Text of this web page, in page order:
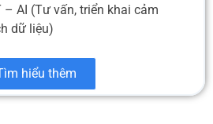
– AI (Tư vấn, triển khai cảm
dữ liệu)
hiểu thêm